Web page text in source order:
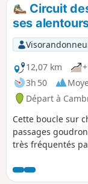
Circuit
ses
12,07 km
3h 50
Départ à
Cette boucle sur
passages
très fréquentés
parties de